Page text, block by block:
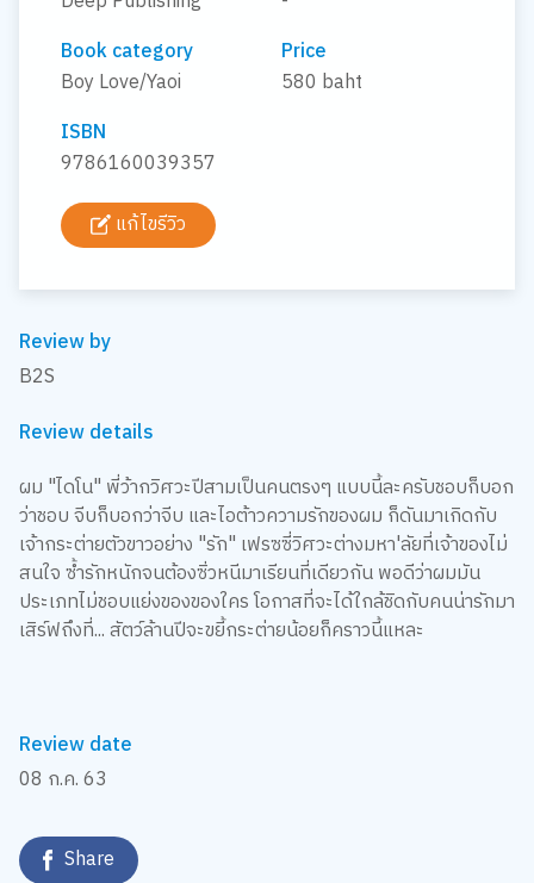
Book category
Boy Love/Yaoi
Price
580 baht
ISBN
9786160039357
แก้ไขรีวิว
Review by
B2S
Review details
ผม "ไดโน" พี่ว้ากวิศวะปีสามเป็นคนตรงๆ แบบนี้ละครับชอบก็บอก
ว่าชอบ จีบก็บอกว่าจีบ และไอต้าวความรักของผม ก็ดันมาเกิดกับ
เจ้ากระต่ายตัวขาวอย่าง "รัก" เฟรซซี่วิศวะต่างมหา'ลัยที่เจ้าของไม่
สนใจ ซ้ำรักหนักจนต้องซิ่วหนีมาเรียนที่เดียวกัน พอดีว่าผมมัน
ประเภทไม่ชอบแย่งของของใคร โอกาสที่จะได้ใกล้ชิดกับคนน่ารักมา
เสิร์ฟถึงที่... สัตว์ล้านปีจะขยี้กระต่ายน้อยก็คราวนี้แหละ
Review date
08 ก.ค. 63
Share